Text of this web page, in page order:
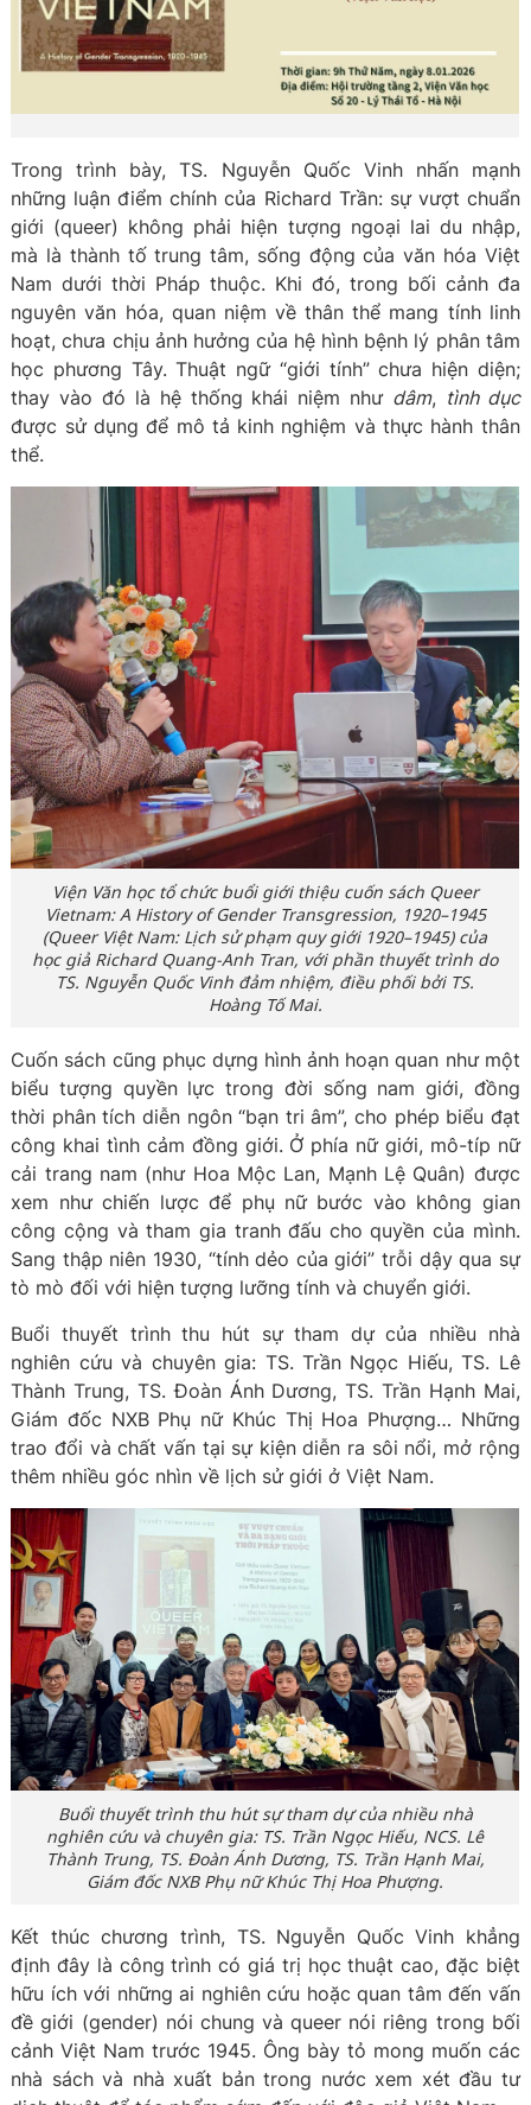
Trong trình bày, TS. Nguyễn Quốc Vinh nhấn mạnh
những luận điểm chính của Richard Trần: sự vượt chuẩn
giới (queer) không phải hiện tượng ngoại lai du nhập,
mà là thành tố trung tâm, sống động của văn hóa Việt
Nam dưới thời Pháp thuộc. Khi đó, trong bối cảnh đa
nguyên văn hóa, quan niệm về thân thể mang tính linh
hoạt, chưa chịu ảnh hưởng của hệ hình bệnh lý phân tâm
học phương Tây. Thuật ngữ “giới tính” chưa hiện diện;
thay vào đó là hệ thống khái niệm như dâm, tình dục
được sử dụng để mô tả kinh nghiệm và thực hành thân
thể.
Viện Văn học tổ chức buổi giới thiệu cuốn sách Queer
Vietnam: A History of Gender Transgression, 1920–1945
(Queer Việt Nam: Lịch sử phạm quy giới 1920–1945) của
học giả Richard Quang-Anh Tran, với phần thuyết trình do
TS. Nguyễn Quốc Vinh đảm nhiệm, điều phối bởi TS.
Hoàng Tố Mai.
Cuốn sách cũng phục dựng hình ảnh hoạn quan như một
biểu tượng quyền lực trong đời sống nam giới, đồng
thời phân tích diễn ngôn “bạn tri âm”, cho phép biểu đạt
công khai tình cảm đồng giới. Ở phía nữ giới, mô-típ nữ
cải trang nam (như Hoa Mộc Lan, Mạnh Lệ Quân) được
xem như chiến lược để phụ nữ bước vào không gian
công cộng và tham gia tranh đấu cho quyền của mình.
Sang thập niên 1930, “tính dẻo của giới” trỗi dậy qua sự
tò mò đối với hiện tượng lưỡng tính và chuyển giới.
Buổi thuyết trình thu hút sự tham dự của nhiều nhà
nghiên cứu và chuyên gia: TS. Trần Ngọc Hiếu, TS. Lê
Thành Trung, TS. Đoàn Ánh Dương, TS. Trần Hạnh Mai,
Giám đốc NXB Phụ nữ Khúc Thị Hoa Phượng… Những
trao đổi và chất vấn tại sự kiện diễn ra sôi nổi, mở rộng
thêm nhiều góc nhìn về lịch sử giới ở Việt Nam.
Buổi thuyết trình thu hút sự tham dự của nhiều nhà
nghiên cứu và chuyên gia: TS. Trần Ngọc Hiếu, NCS. Lê
Thành Trung, TS. Đoàn Ánh Dương, TS. Trần Hạnh Mai,
Giám đốc NXB Phụ nữ Khúc Thị Hoa Phượng.
Kết thúc chương trình, TS. Nguyễn Quốc Vinh khẳng
định đây là công trình có giá trị học thuật cao, đặc biệt
hữu ích với những ai nghiên cứu hoặc quan tâm đến vấn
đề giới (gender) nói chung và queer nói riêng trong bối
cảnh Việt Nam trước 1945. Ông bày tỏ mong muốn các
nhà sách và nhà xuất bản trong nước xem xét đầu tư